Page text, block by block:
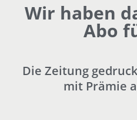
Wir haben
Abo
Die Zeitung
mit Prämie